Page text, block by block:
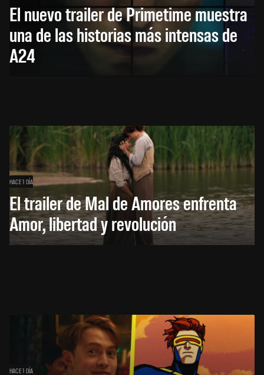
El nuevo trailer de Primetime muestra
una de las historias más intensas de
A24
HACE 1 DÍA
El trailer de Mal de Amores enfrenta
Amor, libertad y revolución
HACE 1 DÍA